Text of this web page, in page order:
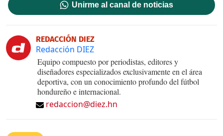
Unirme al canal de noticias
REDACCIÓN DIEZ
Redacción DIEZ
Equipo compuesto por periodistas, editores y
diseñadores especializados exclusivamente en el área
deportiva, con un conocimiento profundo del fútbol
hondureño e internacional.
redaccion@diez.hn